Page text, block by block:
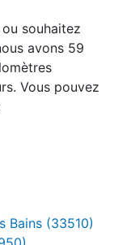
souhaitez
avons 59
Vous pouvez
Bains (33510)